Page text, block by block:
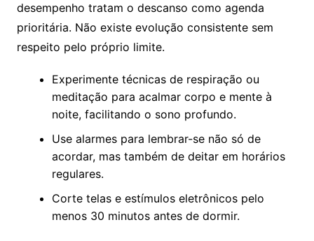
desempenho tratam o descanso como agenda
prioritária. Não existe evolução consistente sem
respeito pelo próprio limite.
Experimente técnicas de respiração ou
meditação para acalmar corpo e mente à
noite, facilitando o sono profundo.
Use alarmes para lembrar-se não só de
acordar, mas também de deitar em horários
regulares.
Corte telas e estímulos eletrônicos pelo
menos 30 minutos antes de dormir.